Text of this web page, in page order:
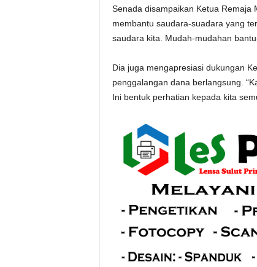
Senada disampaikan Ketua Remaja
membantu saudara-suadara yang
saudara kita. Mudah-mudahan
Dia juga mengapresiasi dukungan
penggalangan dana berlangsung.
Ini bentuk perhatian kepada kita